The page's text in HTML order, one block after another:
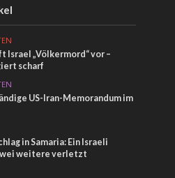
Israel „Völkermord“ vor –
scharf
US-Iran-Memorandum im
in Samaria: Ein Israeli
weitere verletzt